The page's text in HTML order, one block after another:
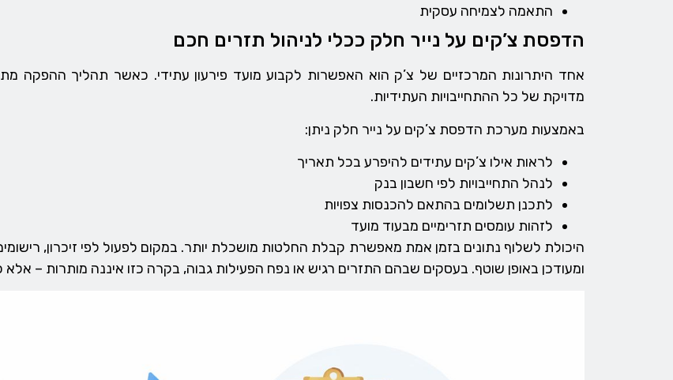
התאמה לצמיחה עסקית
הדפסת צ’קים על נייר חלק ככלי לניהול תזרים חכם
אחד היתרונות המרכזיים של צ’ק הוא האפשרות לקבוע מועד פירעון עתידי. כאשר תהליך
מדויקת של כל ההתחייבויות העתידיות.
באמצעות מערכת הדפסת צ’קים על נייר חלק ניתן:
לראות אילו צ’קים עתידים להיפרע בכל תאריך
לנהל התחייבויות לפי חשבון בנק
לתכנן תשלומים בהתאם להכנסות צפויות
לזהות עומסים תזרימיים מבעוד מועד
היכולת לשלוף נתונים בזמן אמת מאפשרת קבלת החלטות מושכלת יותר. במקום לפעול לפי זיכרון,
ומעודכן באופן שוטף. בעסקים שבהם התזרים רגיש או נפח הפעילות גבוה, בקרה כזו איננה מותרות – אלא